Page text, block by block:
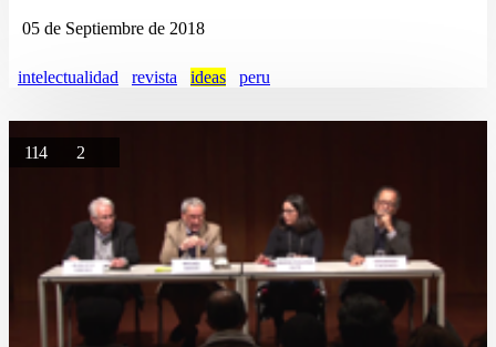
05 de Septiembre de 2018
intelectualidad revista ideas peru
114 2